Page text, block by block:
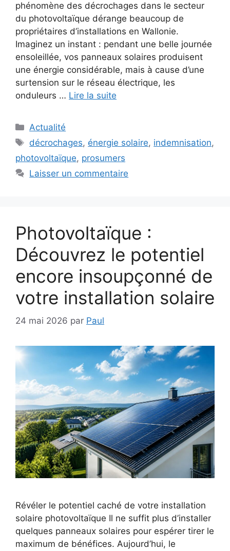
phénomène des décrochages dans le secteur
du photovoltaïque dérange beaucoup de
propriétaires d’installations en Wallonie.
Imaginez un instant : pendant une belle journée
ensoleillée, vos panneaux solaires produisent
une énergie considérable, mais à cause d’une
surtension sur le réseau électrique, les
onduleurs … Lire la suite
Catégories
Actualité
Étiquettes
décrochages, énergie solaire, indemnisation,
photovoltaïque, prosumers
Laisser un commentaire
Photovoltaïque :
Découvrez le potentiel
encore insoupçonné de
votre installation solaire
24 mai 2026 par Paul
Révéler le potentiel caché de votre installation
solaire photovoltaïque Il ne suffit plus d’installer
quelques panneaux solaires pour espérer tirer le
maximum de bénéfices. Aujourd’hui, le